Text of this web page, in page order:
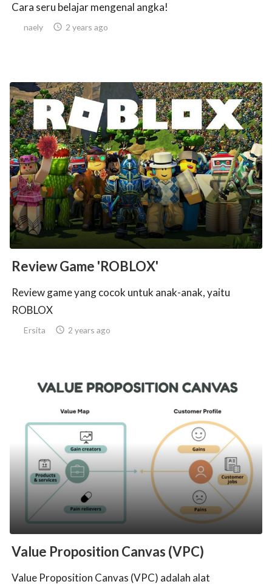
Cara seru belajar mengenal angka!
naely  2 years ago
Review Game 'ROBLOX'
Review game yang cocok untuk anak-anak, yaitu
ROBLOX
Ersita  2 years ago
Value Proposition Canvas (VPC)
Value Proposition Canvas (VPC) adalah alat